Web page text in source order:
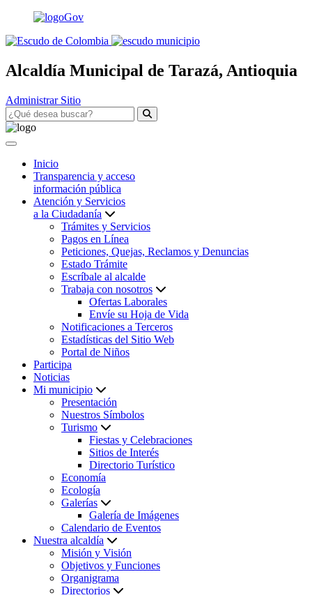
Alcaldía Municipal de Tarazá, Antioquia
Administrar Sitio
Inicio
Transparencia y acceso
información pública
Atención y Servicios
a la Ciudadanía
Trámites y Servicios
Pagos en Línea
Peticiones, Quejas, Reclamos y Denuncias
Estado Trámite
Escríbale al alcalde
Trabaja con nosotros
Ofertas Laborales
Envíe su Hoja de Vida
Notificaciones a Terceros
Estadísticas del Sitio Web
Portal de Niños
Participa
Noticias
Mi municipio
Presentación
Nuestros Símbolos
Turismo
Fiestas y Celebraciones
Sitios de Interés
Directorio Turístico
Economía
Ecología
Galerías
Galería de Imágenes
Calendario de Eventos
Nuestra alcaldía
Misión y Visión
Objetivos y Funciones
Organigrama
Directorios